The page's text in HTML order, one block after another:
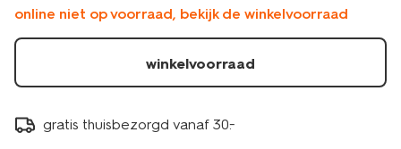
online niet op voorraad, bekijk de winkelvoorraad
winkelvoorraad
gratis thuisbezorgd vanaf 30.-